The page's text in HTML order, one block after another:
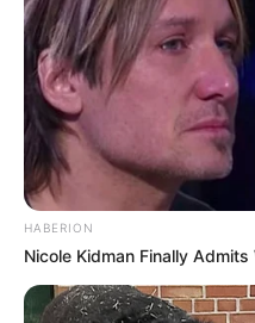
HABERION
Nicole Kidman Finally